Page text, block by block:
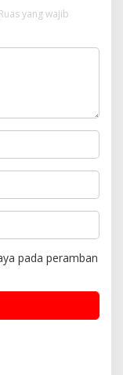
Ruas yang wajib
pada peramban